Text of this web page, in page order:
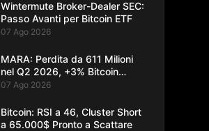
Wintermute Broker-Dealer SEC:
Passo Avanti per Bitcoin ETF
07 Ago 2026
MARA: Perdita da 611 Milioni
nel Q2 2026, +3% Bitcoin
Minati
07 Ago 2026
Bitcoin: RSI a 46, Cluster Short
a 65.000$ Pronto a Scattare